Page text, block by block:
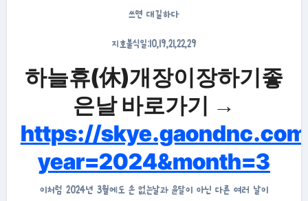
쓰면 대길하다
지호불식일:10,19,21,22,29
하늘휴(休)개장이장하기좋
은날 바로가기 →
https://
year=2024&month=3
이처럼 2024년 3월에도 손 없는날과 윤달이 아닌 다른 여러 날이